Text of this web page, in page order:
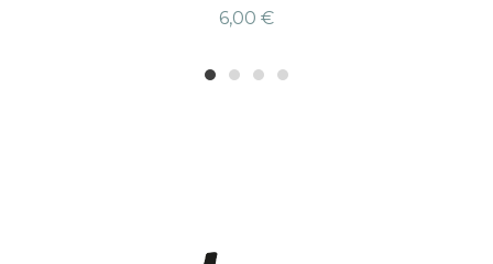
6,00€